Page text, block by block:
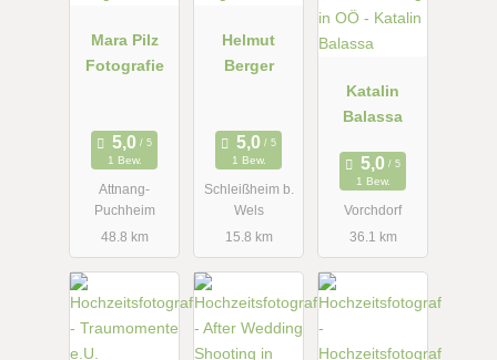
Mara Pilz
Fotografie
1 Bew.
Attnang-
Puchheim
48.8 km
Helmut
Berger
1 Bew.
Schleißheim b.
Wels
15.8 km
Katalin
Balassa
1 Bew.
Vorchdorf
36.1 km